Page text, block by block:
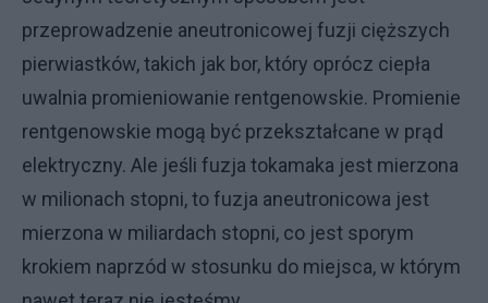
przeprowadzenie aneutronicowej fuzji cięższych
pierwiastków, takich jak bor, który oprócz ciepła
uwalnia promieniowanie rentgenowskie. Promienie
rentgenowskie mogą być przekształcane w prąd
elektryczny. Ale jeśli fuzja tokamaka jest mierzona
w milionach stopni, to fuzja aneutronicowa jest
mierzona w miliardach stopni, co jest sporym
krokiem naprzód w stosunku do miejsca, w którym